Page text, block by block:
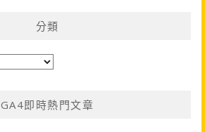
分類
GA4即時熱門文章